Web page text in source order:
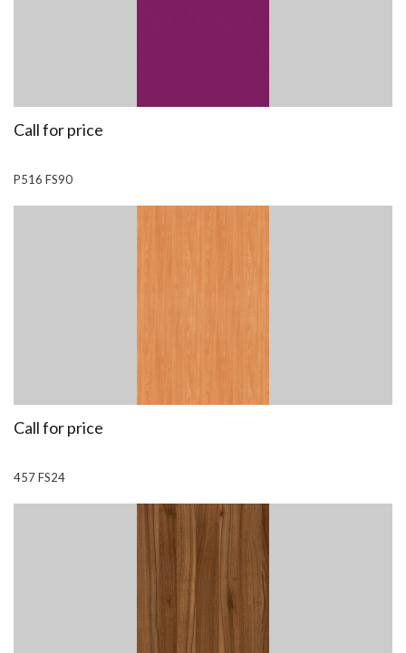
Call for price
P516 FS90
Call for price
457 FS24